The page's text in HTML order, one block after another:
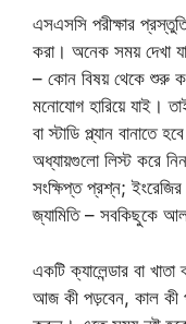
এসএসসি পরীক্ষার
করা। অনেক সময় দেখা
– কোন বিষয় থেকে শুরু
মনোযোগ হারিয়ে যাই।
বা স্টাডি প্ল্যান বানাতে
অধ্যায়গুলো লিস্ট করে
সংক্ষিপ্ত প্রশ্ন; ইংরেজির
জ্যামিতি – সবকিছুকে
একটি ক্যালেন্ডার বা
আজ কী পড়বেন, কাল কী